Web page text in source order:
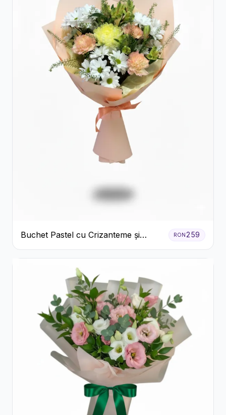
Buchet Pastel cu Crizanteme și
Garoafe
RON259